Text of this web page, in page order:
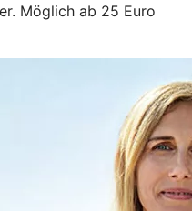
Möglich ab 25 Euro